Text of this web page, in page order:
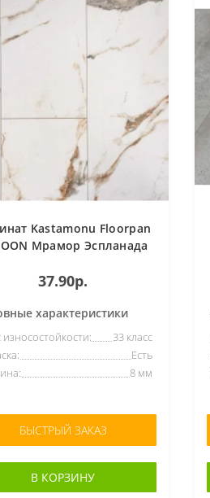
Kastamonu Floorpan
Мрамор Эспланада
37.90р.
характеристики
износостойкости:
33 класс
Есть
8 мм
БЫСТРЫЙ ЗАКАЗ
В КОРЗИНУ